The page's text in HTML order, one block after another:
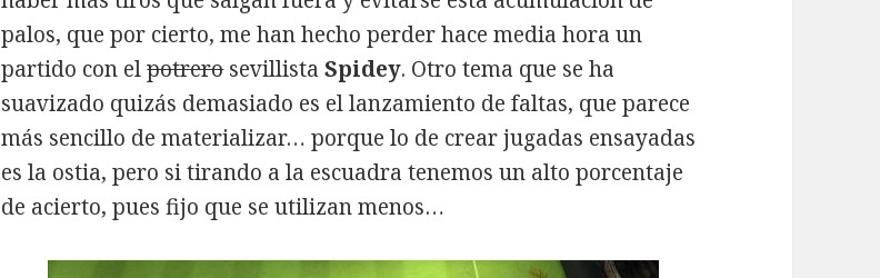
palos, que por cierto, me han hecho perder hace media hora un
partido con elpotrerosevillistaSpidey. Otro tema que se ha
suavizado quizás demasiado es el lanzamiento de faltas, que parece
más sencillo de materializar… porque lo de crear jugadas ensayadas
es la ostia, pero si tirando a la escuadra tenemos un alto porcentaje
de acierto, pues fijo que se utilizan menos…